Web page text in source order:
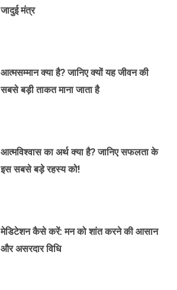
जादुई मंत्र
आत्मसम्मान क्या है? जानिए क्यों यह जीवन की
सबसे बड़ी ताकत माना जाता है
आत्मविश्वास का अर्थ क्या है? जानिए सफलता के
इस सबसे बड़े रहस्य को!
मेडिटेशन कैसे करें: मन को शांत करने की आसान
और असरदार विधि